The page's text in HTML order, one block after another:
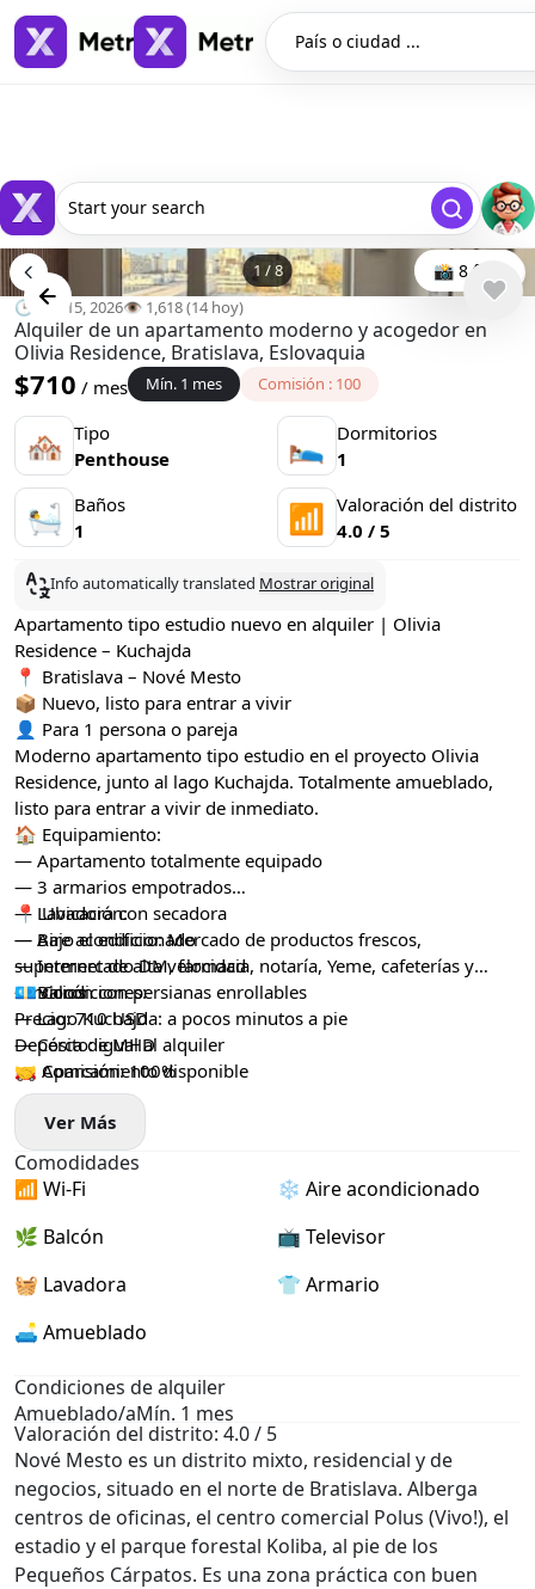
País o ciudad ...
Start your search
1 /8 📸 8 foto
🕒 abr. 15, 2026👁️ 1,618 (14 hoy)
Alquiler de un apartamento moderno y acogedor en
Olivia Residence, Bratislava, Eslovaquia
$710 / mes Mín. 1 mes Comisión : 100
🏘 Tipo
Penthouse
🛌 Dormitorios
1
🛀 Baños
1
📶 Valoración del distrito
4.0 / 5
Info automatically translated Mostrar original
Apartamento tipo estudio nuevo en alquiler | Olivia
Residence – Kuchajda
📍 Bratislava – Nové Mesto
📦 Nuevo, listo para entrar a vivir
👤 Para 1 persona o pareja
Moderno apartamento tipo estudio en el proyecto Olivia
Residence, junto al lago Kuchajda. Totalmente amueblado,
listo para entrar a vivir de inmediato.
🏠 Equipamiento:
— Apartamento totalmente equipado
— 3 armarios empotrados
— Lavadora con secadora
— Aire acondicionado
— Internet de alta velocidad
— Balcón con persianas enrollables
📍 Ubicación:
— Bajo el edificio: Mercado de productos frescos,
supermercado DM, farmacia, notaría, Yeme, cafeterías y
servicios
— Lago Kuchajda: a pocos minutos a pie
— Cerca de MHD
🚗 Aparcamiento disponible
💶 Condiciones:
Precio: 710 USD
Depósito: igual al alquiler
🤝 Comisión: 100%
Ver Más
Comodidades
📶 Wi-Fi
❄️ Aire acondicionado
🌿 Balcón
📺 Televisor
🧺 Lavadora
👕 Armario
🛋️ Amueblado
Condiciones de alquiler
Amueblado/aMín. 1 mes
Valoración del distrito: 4.0 / 5
Nové Mesto es un distrito mixto, residencial y de
negocios, situado en el norte de Bratislava. Alberga
centros de oficinas, el centro comercial Polus (Vivo!), el
estadio y el parque forestal Koliba, al pie de los
Pequeños Cárpatos. Es una zona práctica con buen